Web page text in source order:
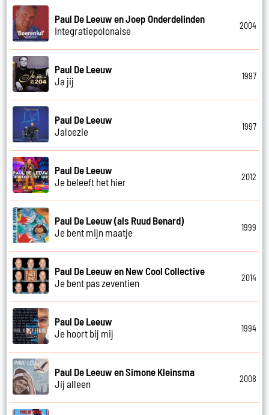
Paul De Leeuw en Joep Onderdelinden
Integratiepolonaise
2004
Paul De Leeuw
Ja jij
1997
Paul De Leeuw
Jaloezie
1997
Paul De Leeuw
Je beleeft het hier
2012
Paul De Leeuw (als Ruud Benard)
Je bent mijn maatje
1999
Paul De Leeuw en New Cool Collective
Je bent pas zeventien
2014
Paul De Leeuw
Je hoort bij mij
1994
Paul De Leeuw en Simone Kleinsma
Jij alleen
2008